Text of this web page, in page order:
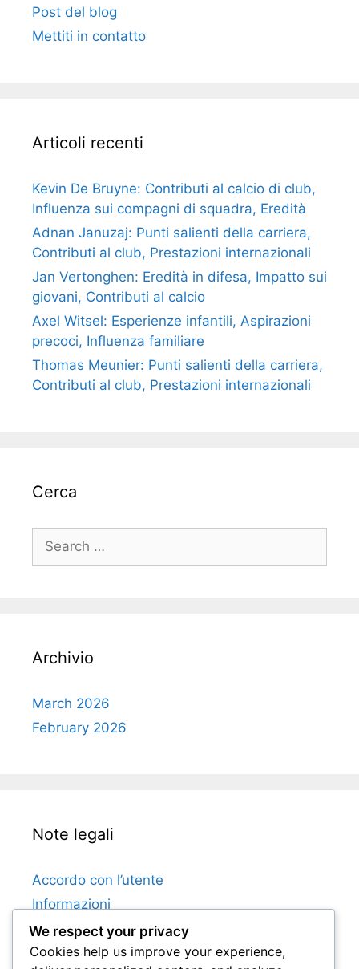
Post del blog
Mettiti in contatto
Articoli recenti
Kevin De Bruyne: Contributi al calcio di club,
Influenza sui compagni di squadra, Eredità
Adnan Januzaj: Punti salienti della carriera,
Contributi al club, Prestazioni internazionali
Jan Vertonghen: Eredità in difesa, Impatto sui
giovani, Contributi al calcio
Axel Witsel: Esperienze infantili, Aspirazioni
precoci, Influenza familiare
Thomas Meunier: Punti salienti della carriera,
Contributi al club, Prestazioni internazionali
Cerca
for:
Archivio
March 2026
February 2026
Note legali
Accordo con l’utente
Informazioni
Cookie e tracciamento
Mettiti in contatto
We respect your privacy
Cookies help us improve your experience,